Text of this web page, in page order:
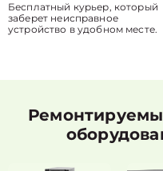
Бесплатный курьер, который
заберет неисправное
устройство в удобном месте.